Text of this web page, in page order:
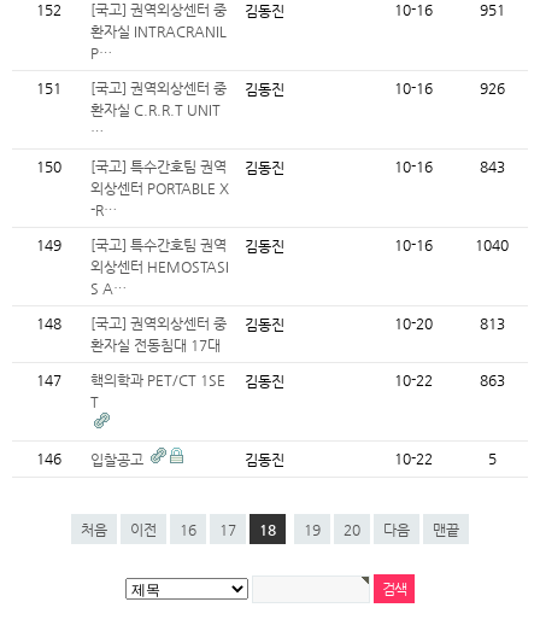
152
[국고] 권역외상센터 중
환자실 INTRACRANIL
P…
김동진 10-16 951
151
[국고] 권역외상센터 중
환자실 C.R.R.T UNIT
…
김동진 10-16 926
150
[국고] 특수간호팀 권역
외상센터 PORTABLE X
-R…
김동진 10-16 843
149
[국고] 특수간호팀 권역
외상센터 HEMOSTASI
S A…
김동진 10-16 1040
148
[국고] 권역외상센터 중
환자실 전동침대 17대
김동진 10-20 813
147
핵의학과 PET/CT 1SE
T
김동진 10-22 863
146 입찰공고 김동진 10-22 5
처음 이전 16 17 18 19 20 다음 맨끝